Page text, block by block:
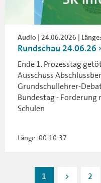
Audio | 24.06.2026 |
Rundschau 24.06.26
Ende 1. Prozesstag
Ausschuss
Grundschullehrer-
Bundestag - Forderung
Schulen
Länge: 00:10:37
1 > 2